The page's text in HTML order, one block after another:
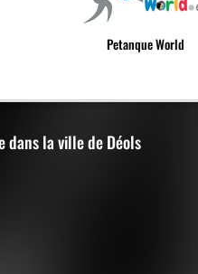
Petanque World
dans la ville de Déols